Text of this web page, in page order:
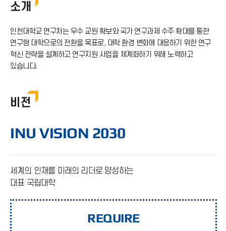
소개
인천대학교 연구처는 우수 교원 확보와 국가 연구과제 수주 확대를 통한
연구형 대학으로의 전환을 목표로, 대학 환경 변화에 대응하기 위한 연구
혁신 전략을 설계하고 연구지원 사업을 체계화하기 위해 노력하고
있습니다.
비전
INU VISION 2030
세계의 인재를 미래의 리더로 양성하는
대표 국립대학
REQUIRE